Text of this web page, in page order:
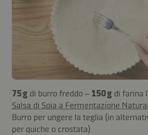
75 g di burro freddo – 150 g di farina
Salsa di Soia a Fermentazione
Burro per ungere la teglia (in
per quiche o crostata)